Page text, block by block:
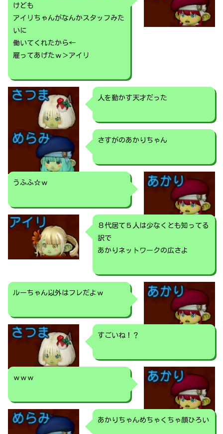
けども
アイリちゃんがなんかスタッフみた
いに
働いてくれたから←
雇ってあげたｗ＞アイリ
人を動かす天才だった
さすがのあかりちゃん
うふふ☆ｗ
８代居て５人は少なくとも知ってる
訳で
あかりネットワークの広さよ
ルーちゃん以外はフレだよｗ
すごいね！？
ｗｗｗ
あかりちゃんめちゃくちゃ顔ひろい